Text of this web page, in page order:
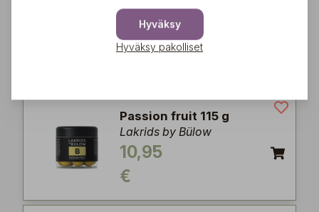
Roger's Coffee
6,50
Passion fruit 115 g
Lakrids by Bülow
10,95
€
Hyväksy
Hyväksy pakolliset